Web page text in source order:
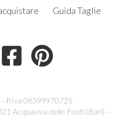
Guida Taglie
P.Iva 08399970725
Acquaviva delle Fonti (Bari) -